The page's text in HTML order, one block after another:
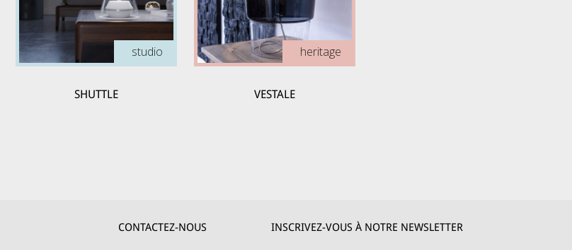
studio
SHUTTLE
heritage
VESTALE
CONTACTEZ-NOUS INSCRIVEZ-VOUS À NOTRE NEWSLETTER